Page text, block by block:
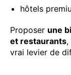
hôtels
Proposer une
et restaurants,
vrai levier de